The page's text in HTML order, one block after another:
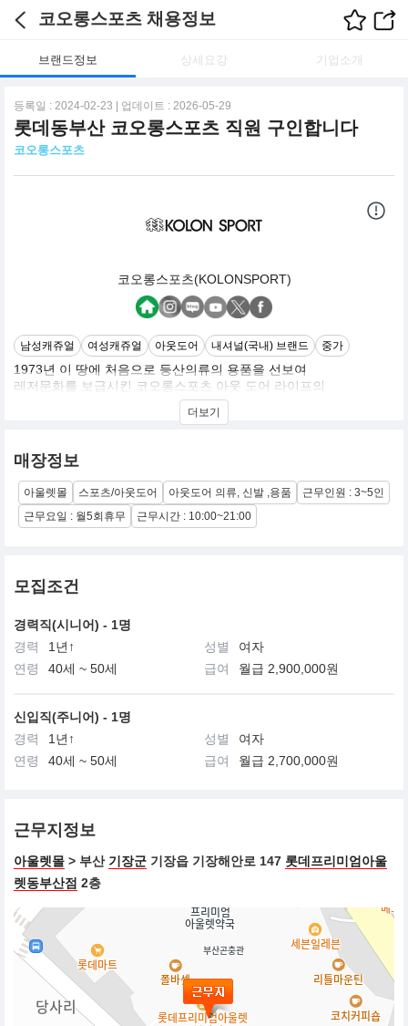
코오롱스포츠 채용정보
브랜드정보 상세요강 기업소개
등록일 : 2024-02-23 | 업데이트 : 2026-05-29
롯데동부산 코오롱스포츠 직원 구인합니다
코오롱스포츠
코오롱스포츠(KOLONSPORT)
남성캐쥬얼 여성캐쥬얼 아웃도어 내셔널(국내) 브랜드 중가
1973년 이 땅에 처음으로 등산의류의 용품을 선보여
레저문화를 보급시킨 코오롱스포츠 아웃 도어 라이프의
선구자로서, 지속적인 이노베이션을 통해 첫 상품을
선보인 후 지금까지 국내 정상자리를 지켜온 최고의
이미 30여년전인 1973년부터 ‘GREEN’을 기본색상으로
정하고 상록수 심볼마크와 함께 자연사랑을 위해 꾸준히 노력
해 온 코오록스포츠는 인간, 자연을 떠나서 존재할 수 없음을
깊이 인식하고 자연에서 편안한 생활을 할 수 있게 하는 것에
더보기
매장정보
아울렛몰 스포츠/아웃도어 아웃도어 의류, 신발 ,용품
근무인원 : 3~5인
근무요일 : 월5회휴무
근무시간 : 10:00~21:00
모집조건
경력직(시니어) - 1명
경력
1년↑ 성별
여자
연령
40세 ~ 50세 급여 월급 2,900,000원
신입직(주니어) - 1명
경력
1년↑ 성별
여자
연령
40세 ~ 50세 급여 월급 2,700,000원
근무지정보
아울렛몰 > 부산 기장군 기장읍 기장해안로 147 롯데프리미엄아울
렛동부산점 2층